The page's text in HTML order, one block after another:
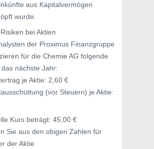
aus Kapitalvermögen
wurde.
bei Aktien
der Proximus Finanzgruppe
für die Chemie AG folgende
nächste Jahr:
je Aktie: 2,60 €
(vor Steuern) je Aktie:
Kurs beträgt: 45,00 €
Sie aus den obigen Zahlen für
der Aktie